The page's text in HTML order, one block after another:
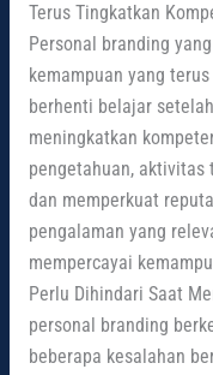
Terus Tingkatkan
Personal branding
kemampuan yang
berhenti belajar
meningkatkan
pengetahuan, aktivitas
dan memperkuat
pengalaman yang
mempercayai
Perlu Dihindari Saat
personal branding
beberapa kesalahan